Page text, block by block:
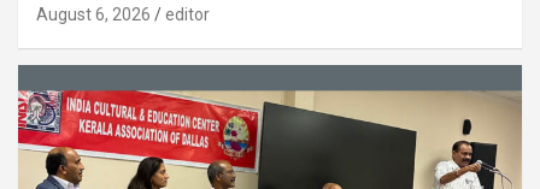
സ്റ്റേഷനുകളുടെയും മുഖഛായ മാറുകയാണ് :
August 6, 2026 editor